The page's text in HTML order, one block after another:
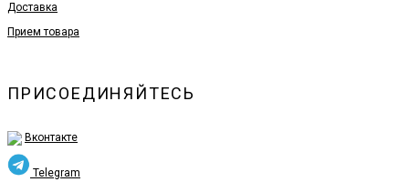
Доставка
Прием товара
ПРИСОЕДИНЯЙТЕСЬ
Вконтакте
Telegram